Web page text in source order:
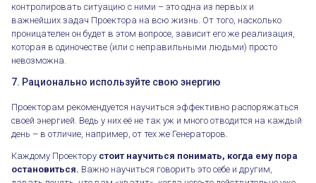
Как начать эксперимент. Проекторы
контролировать ситуацию с ними – это одна из первых и
важнейших задач Проектора на всю жизнь. От того, насколько
проницателен он будет в этом вопросе, зависит его же реализация,
которая в одиночестве (или с неправильными людьми) просто
невозможна.
7. Рационально используйте свою энергию
Проекторам рекомендуется научиться эффективно распоряжаться
своей энергией. Ведь у них её не так уж и много отводится на каждый
день – в отличие, например, от тех же Генераторов.
Каждому Проектору стоит научиться понимать, когда ему пора
остановиться. Важно научиться говорить это себе и другим,